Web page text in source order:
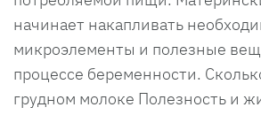
начинает накапливать
микроэлементы и полезные
процессе беременности.
грудном молоке Полезность и